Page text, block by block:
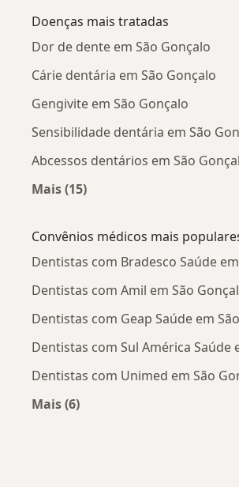
Doenças mais tratadas
Dor de dente em São Gonçalo
Cárie dentária em São Gonçalo
Gengivite em São Gonçalo
Sensibilidade dentária em São
Abcessos dentários em São
Mais (15)
Convênios médicos mais
Dentistas com Bradesco Saúde
Dentistas com Amil em São
Dentistas com Geap Saúde em
Dentistas com Sul América Saúde
Dentistas com Unimed em São
Mais (6)